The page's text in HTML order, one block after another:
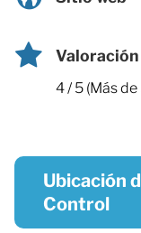
4 / 5 (Más de
Ubicación
Control